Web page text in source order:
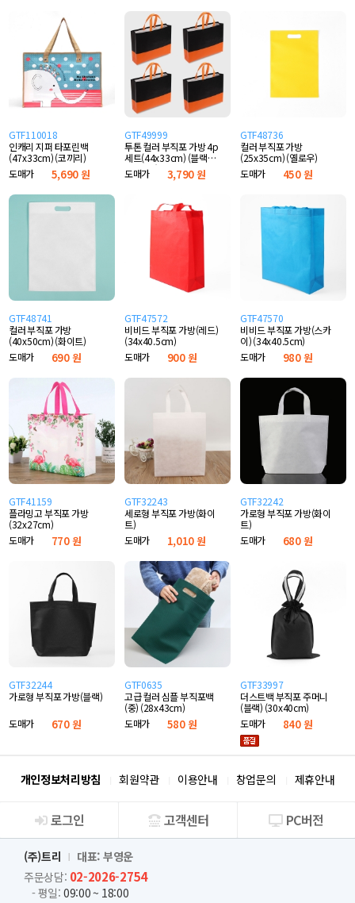
GTF110018
인캐리 지퍼 타포린백
(47x33cm) (코끼리)
도매가
5,690 원
GTF49999
투톤 컬러 부직포 가방 4p
세트(44x33cm) (블랙
+오렌지)
도매가 3,790 원
GTF48736
컬러 부직포 가방
(25x35cm) (옐로우)
도매가
450 원
GTF48741
컬러 부직포 가방
(40x50cm) (화이트)
도매가
690 원
GTF47572
비비드 부직포 가방(레드)
(34x40.5cm)
도매가
900 원
GTF47570
비비드 부직포 가방(스카
이) (34x40.5cm)
도매가
980 원
GTF41159
플라밍고 부직포 가방
(32x27cm)
도매가
770 원
GTF32243
세로형 부직포 가방(화이
트)
도매가
1,010 원
GTF32242
가로형 부직포 가방(화이
트)
도매가
680 원
GTF32244
가로형 부직포 가방(블랙)
도매가
670 원
GTF0635
고급 컬러 심플 부직포백
(중) (28x43cm)
도매가
580 원
GTF33997
더스트백 부직포 주머니
(블랙) (30x40cm)
도매가
840 원
개인정보처리방침 회원약관 이용안내 창업문의 제휴안내
회사소개
로그인 고객센터 PC버전
(주)트리
대표: 부영운
주문상담: 02-2026-2754
- 평일: 09:00 ~ 18:00